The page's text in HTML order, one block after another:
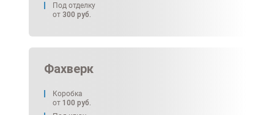
Под отделку
от 300 руб.
Фахверк
Коробка
от 100 руб.